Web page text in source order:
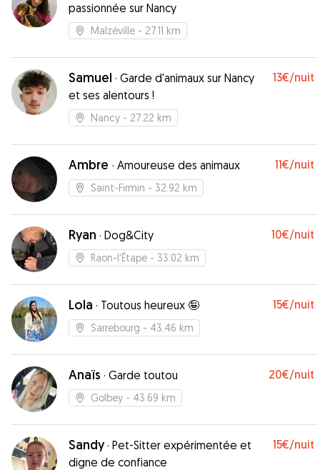
passionnée sur Nancy
Malzéville - 27.11 km
Samuel · Garde d'animaux sur Nancy
et ses alentours !
13€/nuit
Nancy - 27.22 km
Ambre · Amoureuse des animaux 11€/nuit
Saint-Firmin - 32.92 km
Ryan · Dog&City 10€/nuit
Raon-l'Étape - 33.02 km
Lola · Toutous heureux 🤪 15€/nuit
Sarrebourg - 43.46 km
Anaïs · Garde toutou 20€/nuit
Golbey - 43.69 km
Sandy· Pet-Sitter expérimentée et
digne de confiance
15€/nuit